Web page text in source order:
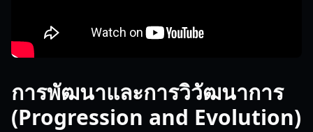
การพัฒนาและการวิวัฒนาการ
(Progression and Evolution)